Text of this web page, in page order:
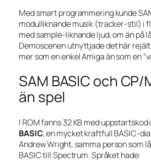
Med smart programmering kunde
modulliknande musik (tracker-stil) i
med sample-liknande ljud, om än på
Demoscenen utnyttjade det här
mer som en enkel Amiga än som en
SAM BASIC och CP/
än spel
I ROM fanns 32 KB med
BASIC, en mycket kraftfull BASIC-
Andrew Wright, samma person som
BASIC till Spectrum. Språket hade: